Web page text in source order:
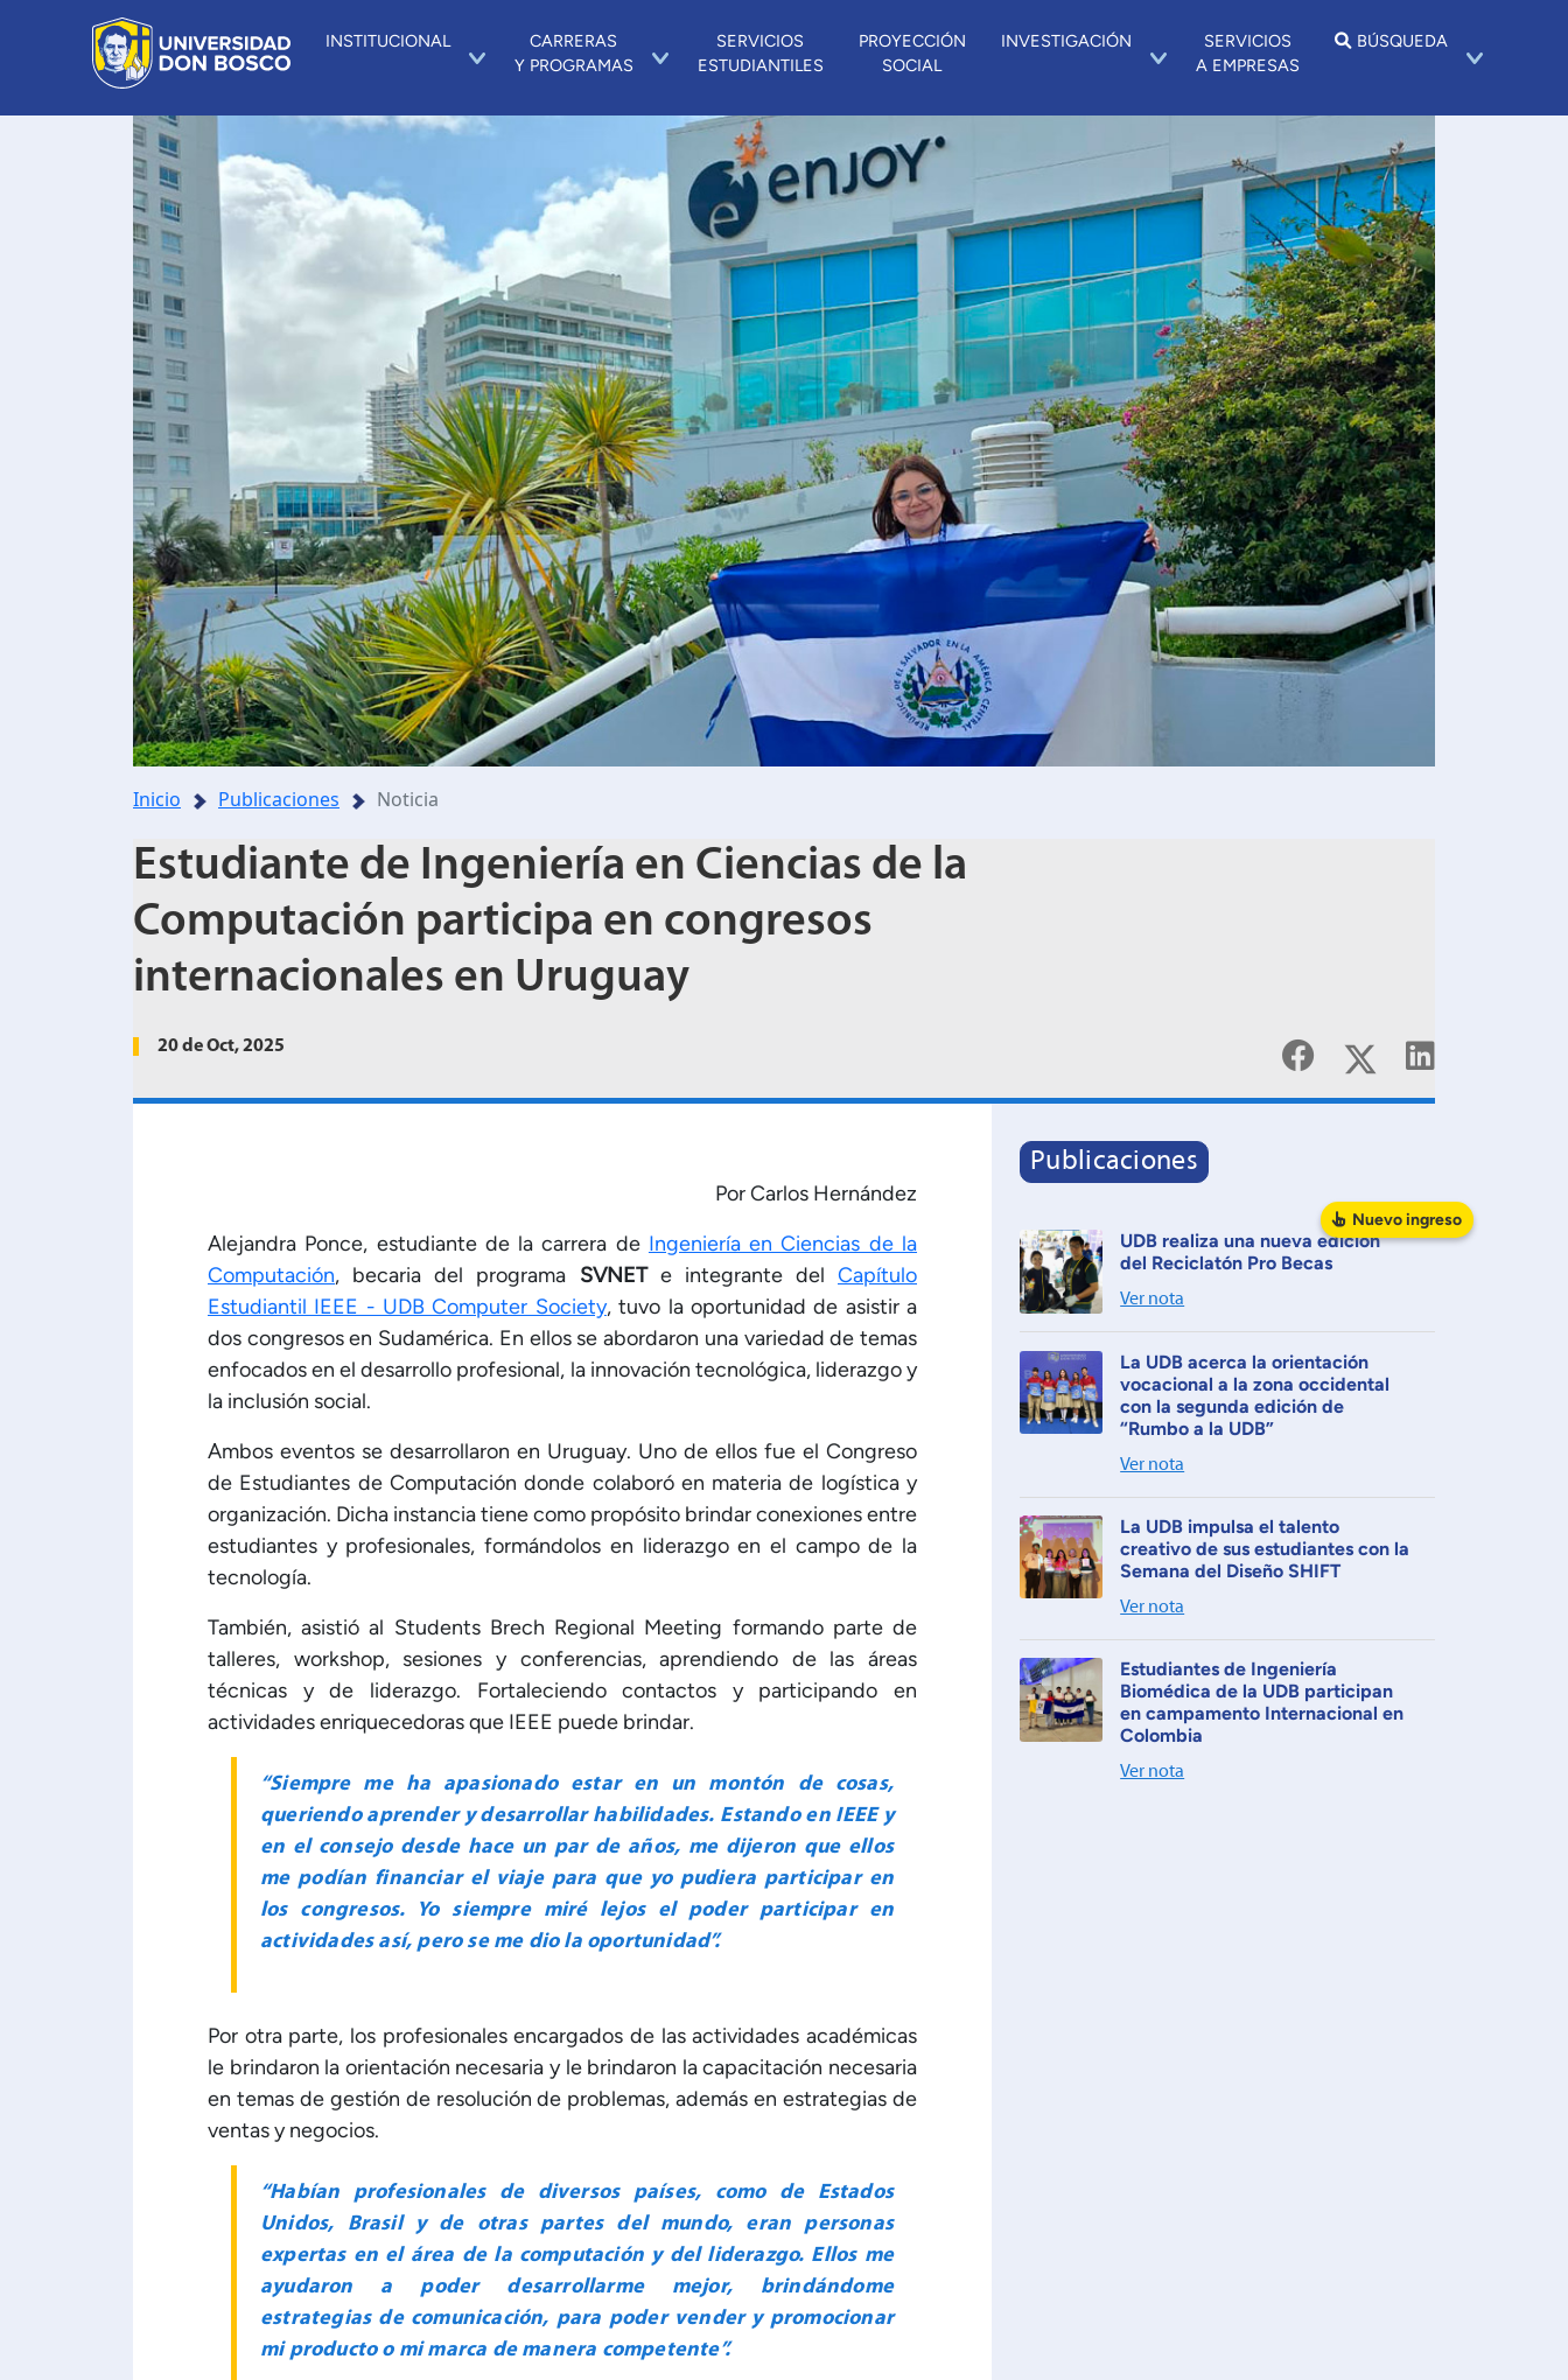
INSTITUCIONAL
CARRERAS
Y PROGRAMAS
SERVICIOS
ESTUDIANTILES
PROYECCIÓN
SOCIAL
INVESTIGACIÓN
SERVICIOS
A EMPRESAS
BÚSQUEDA
Inicio Publicaciones Noticia
Estudiante de Ingeniería en Ciencias de la
Computación participa en congresos
internacionales en Uruguay
20 de Oct, 2025
Por Carlos Hernández
Alejandra Ponce, estudiante de la carrera de Ingeniería en Ciencias de la
Computación, becaria del programa SVNETe integrante del Capítulo
Estudiantil IEEE - UDB Computer Society, tuvo la oportunidad de asistir a
dos congresos en Sudamérica. En ellos se abordaron una variedad de temas
enfocados en el desarrollo profesional, la innovación tecnológica, liderazgo y
la inclusión social.
Ambos eventos se desarrollaron en Uruguay. Uno de ellos fue el Congreso
de Estudiantes de Computación donde colaboró en materia de logística y
organización. Dicha instancia tiene como propósito brindar conexiones entre
estudiantes y profesionales, formándolos en liderazgo en el campo de la
tecnología.
También, asistió al Students Brech Regional Meeting formando parte de
talleres, workshop, sesiones y conferencias, aprendiendo de las áreas
técnicas y de liderazgo. Fortaleciendo contactos y participando en
actividades enriquecedoras que IEEE puede brindar.
“Siempre me ha apasionado estar en un montón de cosas,
queriendo aprender y desarrollar habilidades. Estando en IEEE y
en el consejo desde hace un par de años, me dijeron que ellos
me podían financiar el viaje para que yo pudiera participar en
los congresos. Yo siempre miré lejos el poder participar en
actividades así, pero se me dio la oportunidad”.
Por otra parte, los profesionales encargados de las actividades académicas
le brindaron la orientación necesaria y le brindaron la capacitación necesaria
en temas de gestión de resolución de problemas, además en estrategias de
ventas y negocios.
“Habían profesionales de diversos países, como de Estados
Unidos, Brasil y de otras partes del mundo, eran personas
expertas en el área de la computación y del liderazgo. Ellos me
ayudaron a poder desarrollarme mejor, brindándome
estrategias de comunicación, para poder vender y promocionar
mi producto o mi marca de manera competente”.
Publicaciones
UDB realiza una nueva edición
del Reciclatón Pro Becas
Ver nota
La UDB acerca la orientación
vocacional a la zona occidental
con la segunda edición de
“Rumbo a la UDB”
Ver nota
La UDB impulsa el talento
creativo de sus estudiantes con la
Semana del Diseño SHIFT
Ver nota
Estudiantes de Ingeniería
Biomédica de la UDB participan
en campamento Internacional en
Colombia
Ver nota
Nuevoingreso